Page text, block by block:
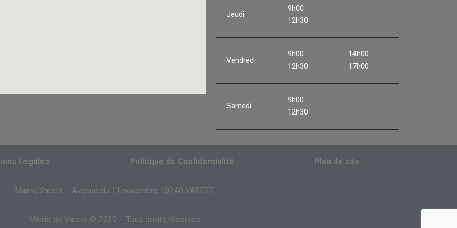
Jeudi
9h00
12h30
Vendredi
9h00
12h30
14h00
17h00
Samedi
9h00
12h30
Légales Politique de Confidentialité Plan de site
Mairie Varetz – Avenue du 11 novembre 19240 VARETZ
Mairie de Varetz © 2020 – Tous droits réservés